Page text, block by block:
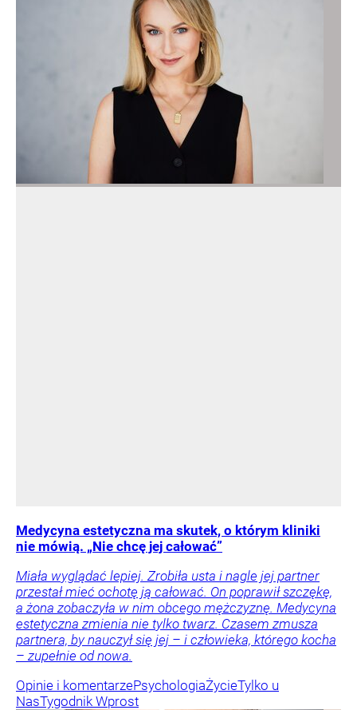
Medycyna estetyczna ma skutek, o którym kliniki
nie mówią. „Nie chcę jej całować”
Miała wyglądać lepiej. Zrobiła usta i nagle jej partner
przestał mieć ochotę ją całować. On poprawił szczękę,
a żona zobaczyła w nim obcego mężczyznę. Medycyna
estetyczna zmienia nie tylko twarz. Czasem zmusza
partnera, by nauczył się jej – i człowieka, którego kocha
– zupełnie od nowa.
Opinie i komentarzePsychologiaŻycieTylko u
NasTygodnik Wprost